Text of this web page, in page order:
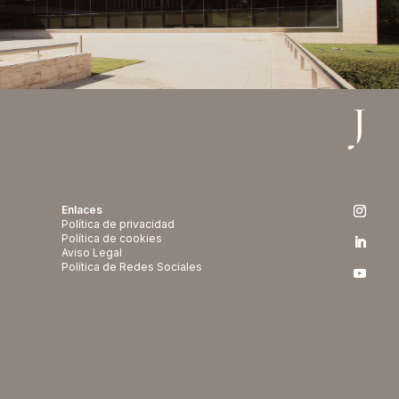
Enlaces
Política de privacidad
Política de cookies
Aviso Legal
Política de Redes Sociales